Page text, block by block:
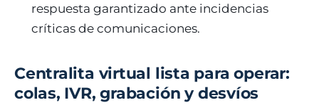
respuesta garantizado ante incidencias
críticas de comunicaciones.
Centralita virtual lista para operar:
colas, IVR, grabación y desvíos